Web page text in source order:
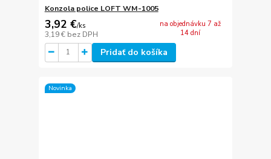
Konzola police LOFT WM-1005
3,92 €/ks
3,19 € bez DPH
na objednávku 7 až
14 dní
Pridať do košíka
Novinka